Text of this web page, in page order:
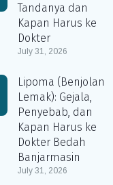
Tandanya dan
Kapan Harus ke
Dokter
July 31, 2026
Lipoma (Benjolan
Lemak): Gejala,
Penyebab, dan
Kapan Harus ke
Dokter Bedah
Banjarmasin
July 31, 2026